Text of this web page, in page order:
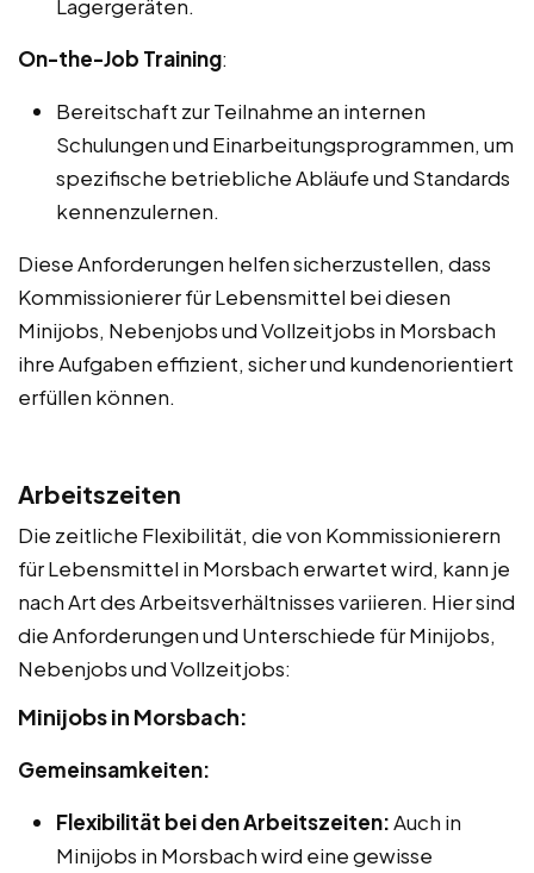
Lagergeräten.
On-the-Job Training:
Bereitschaft zur Teilnahme an internen
Schulungen und Einarbeitungsprogrammen, um
spezifische betriebliche Abläufe und Standards
kennenzulernen.
Diese Anforderungen helfen sicherzustellen, dass
Kommissionierer für Lebensmittel bei diesen
Minijobs, Nebenjobs und Vollzeitjobs in Morsbach
ihre Aufgaben effizient, sicher und kundenorientiert
erfüllen können.
Arbeitszeiten
Die zeitliche Flexibilität, die von Kommissionierern
für Lebensmittel in Morsbach erwartet wird, kann je
nach Art des Arbeitsverhältnisses variieren. Hier sind
die Anforderungen und Unterschiede für Minijobs,
Nebenjobs und Vollzeitjobs:
Minijobs in Morsbach:
Gemeinsamkeiten:
Flexibilität bei den Arbeitszeiten:Auch in
Minijobs in Morsbach wird eine gewisse